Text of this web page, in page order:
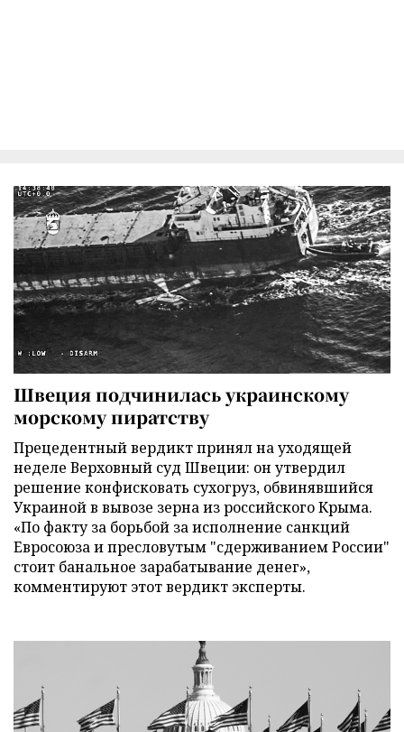
Швеция подчинилась украинскому
морскому пиратству
Прецедентный вердикт принял на уходящей
неделе Верховный суд Швеции: он утвердил
решение конфисковать сухогруз, обвинявшийся
Украиной в вывозе зерна из российского Крыма.
«По факту за борьбой за исполнение санкций
Евросоюза и пресловутым "сдерживанием России"
стоит банальное зарабатывание денег»,
комментируют этот вердикт эксперты.